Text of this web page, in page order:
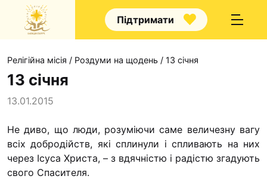
Підтримати
Капелани
Волонтерство
Релігійна місія / Роздуми на щодень / 13 січня
13 січня
13.01.2015
Не диво, що люди, розуміючи саме величезну вагу
всіх добродійств, які сплинули і спливають на них
че­рез Ісуса Христа, – з вдячністю і радістю згадують
свого Спасителя.